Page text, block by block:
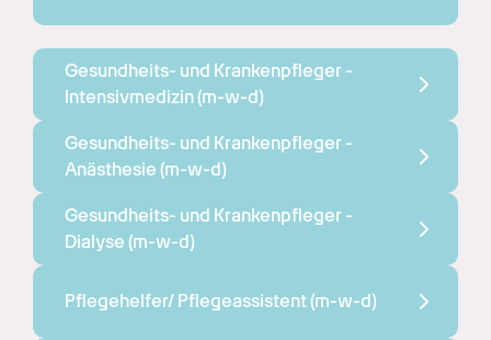
Gesundheits- und Krankenpfleger -
Intensivmedizin (m-w-d)
Gesundheits- und Krankenpfleger -
Anästhesie (m-w-d)
Gesundheits- und Krankenpfleger -
Dialyse (m-w-d)
Pflegehelfer/ Pflegeassistent (m-w-d)